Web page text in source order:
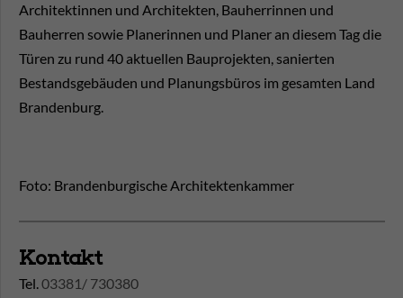
Architektinnen und Architekten, Bauherrinnen und
Bauherren sowie Planerinnen und Planer an diesem Tag die
Türen zu rund 40 aktuellen Bauprojekten, sanierten
Bestandsgebäuden und Planungsbüros im gesamten Land
Brandenburg.
Foto: Brandenburgische Architektenkammer
Kontakt
Tel.03381/ 730380